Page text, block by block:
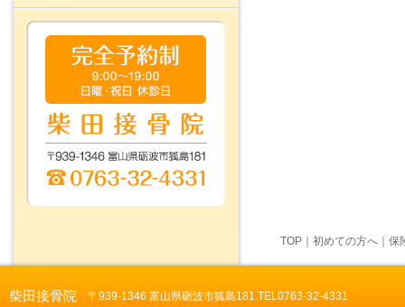
TOP 初めての方へ 保
柴田接骨院 〒939-1346 富山県砺波市狐島181 TEL0763-32-4331